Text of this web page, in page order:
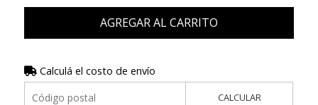
AGREGAR AL CARRITO
Calculá el costo de envío
CALCULAR